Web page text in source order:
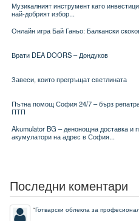
Музикалният инструмент като
най-добрият избор...
Онлайн игра Бай Ганьо: Балкански
Врати DEA DOORS – Дондуков
Завеси, които прегръщат светлината
Пътна помощ София 24/7 – бърз
ПТП
Akumulator BG – денонощна доставка
акумулатори на адрес в София...
Последни коментари
“Готварски облекла за